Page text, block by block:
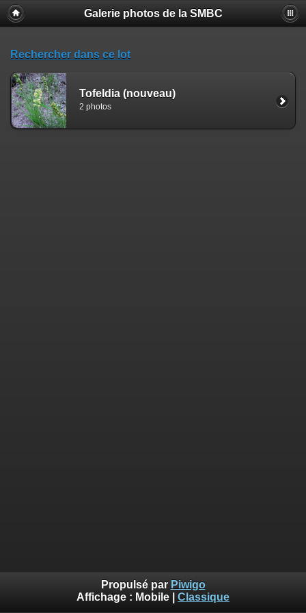
Galerie photos de la SMBC
Rechercher dans ce lot
Tofeldia (nouveau)
2 photos
Propulsé par Piwigo
Affichage : Mobile Classique